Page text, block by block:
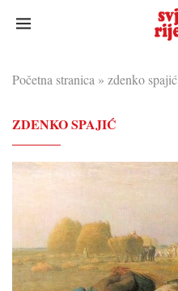
Početna stranica » zdenko spajić
ZDENKO SPAJIĆ